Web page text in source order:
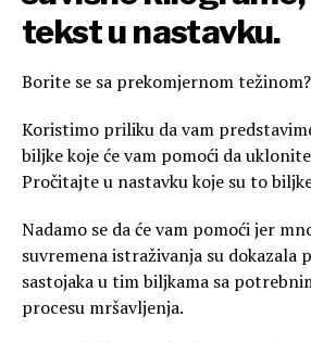
tekst u nastavku.
Borite se sa prekomjernom težinom?
Koristimo priliku da vam
biljke koje će vam pomoći da
Pročitajte u nastavku koje su to
Nadamo se da će vam pomoći jer
suvremena istraživanja su dokazala
sastojaka u tim biljkama sa
procesu mršavljenja.